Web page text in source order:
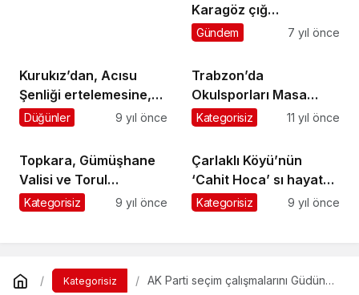
Karagöz çığ
felaketinde şehit oldu
Gündem 7 yıl önce
Kurukız’dan, Acısu
Şenliği ertelemesine,
“Uluslararası” kılıf !
Düğünler 9 yıl önce
Trabzon’da
Okulsporları Masa
Tenisi Elemeleri Sona
Kategorisiz 11 yıl önce
Topkara, Gümüşhane
Valisi ve Torul
Kaymakamı’nı ziyaret
Kategorisiz 9 yıl önce
Çarlaklı Köyü’nün
‘Cahit Hoca’ sı hayata
veda etti
Kategorisiz 9 yıl önce
Kategorisiz
AK Parti seçim çalışmalarını Güdün